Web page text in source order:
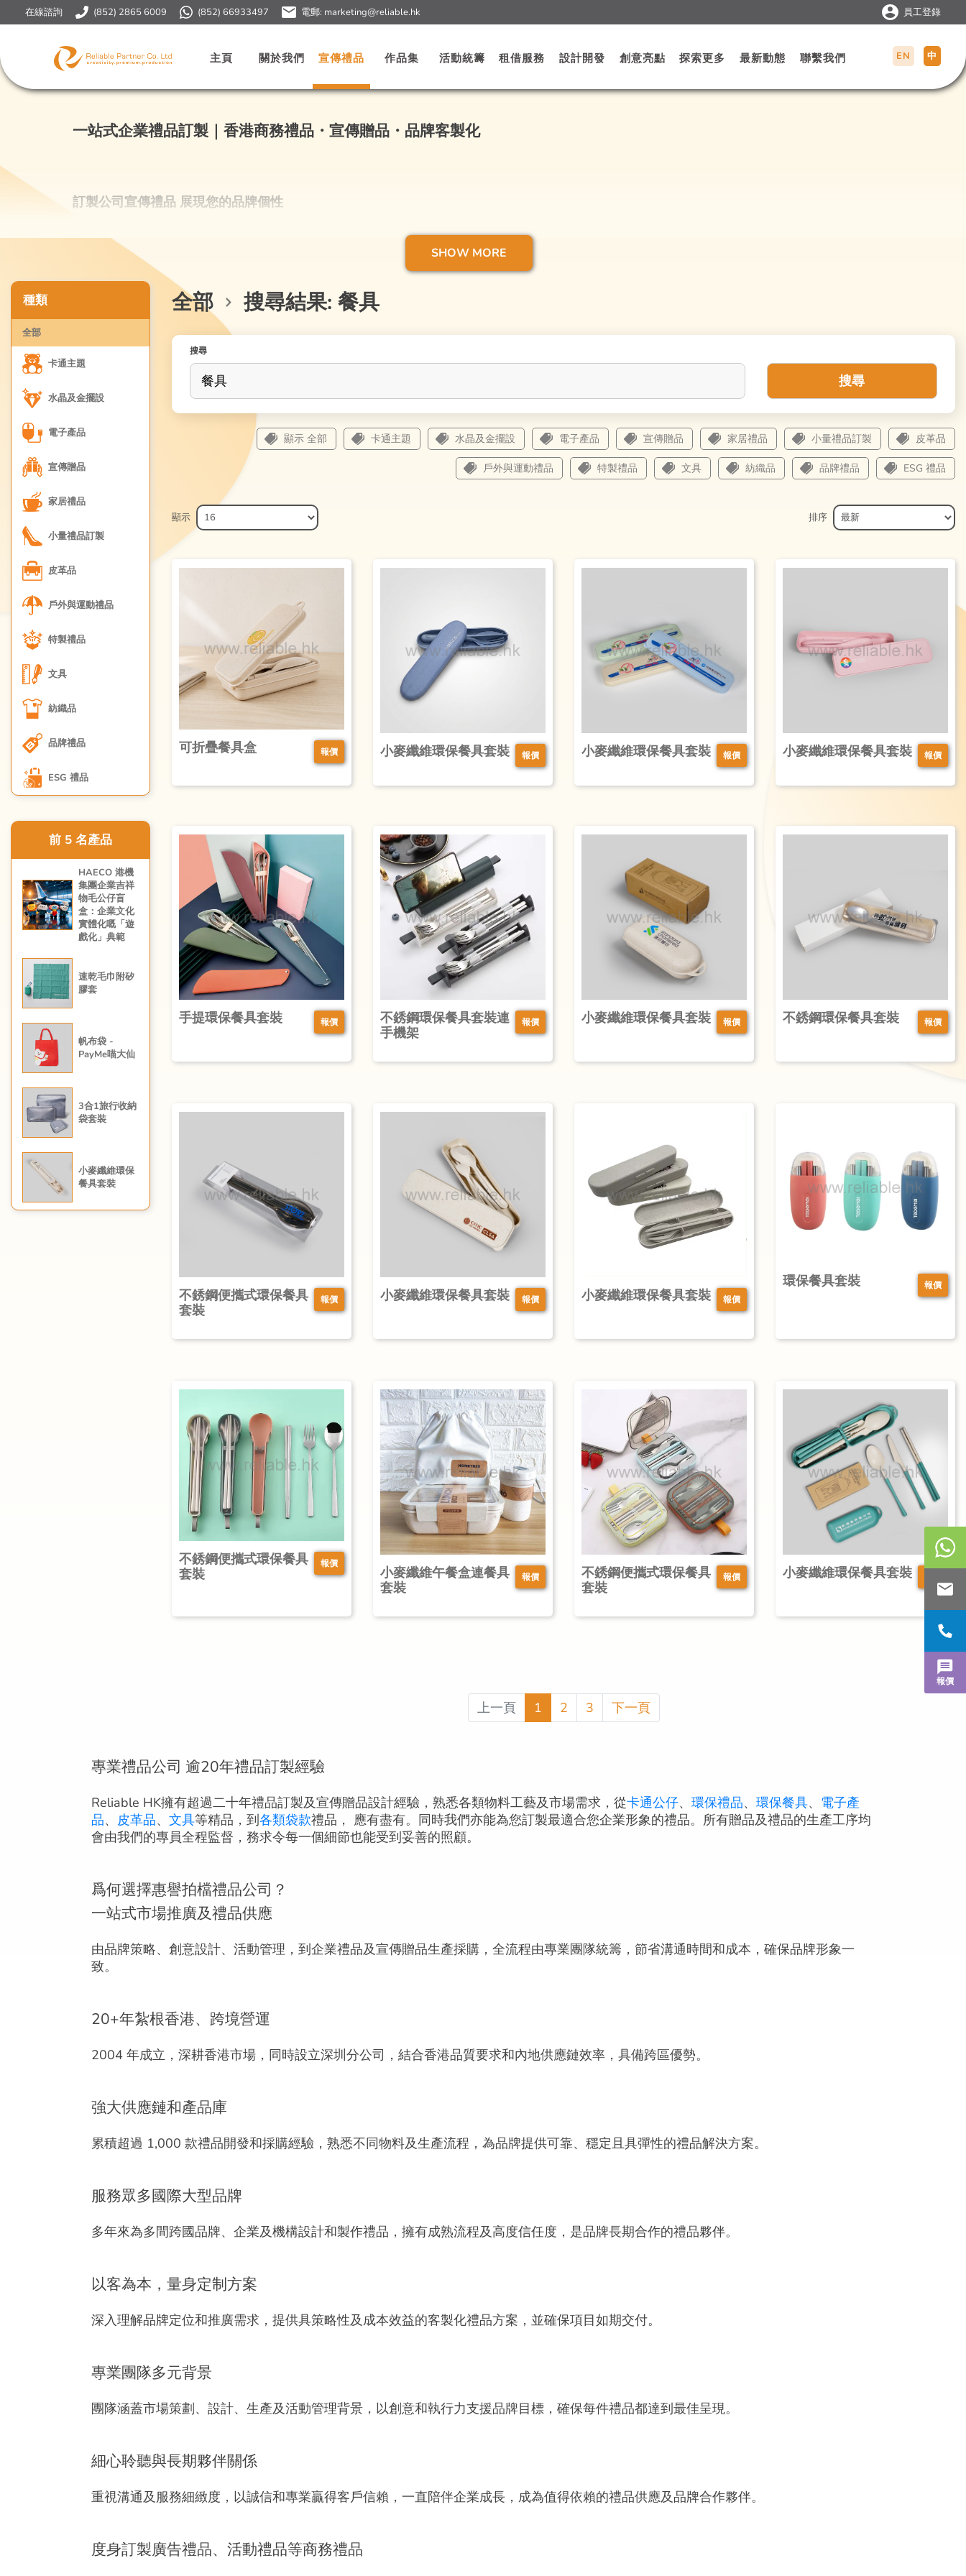
在線諮詢 (852) 2865 6009 (852) 66933497 電郵: marketing@reliable.hk 員工登錄
主頁 關於我們 宣傳禮品 作品集 活動統籌 租借服務 設計開發 創意亮點 探索更多 最新動態 聯繫我們 EN 中
報價
SHOW MORE
一站式企業禮品訂製｜香港商務禮品・宣傳贈品・品牌客製化
訂製公司宣傳禮品 展現您的品牌個性
Reliable HK是香港全方位市場策劃代理公司，我們提供多種廣告禮品、宣傳活動贈品、企業禮品或商務禮品訂製服務，我們都能根據企業預算、
業務、受眾喜好和市場趨勢，以專業創意設計和精準品牌理解，為客戶度身訂製獨一無二的廣告禮品，務求令品牌特色一眼被記住，提升企業形
象，強化品牌影響力。
種類
全部
卡通主題
水晶及金擺設
電子產品
宣傳贈品
家居禮品
小量禮品訂製
皮革品
戶外與運動禮品
特製禮品
文具
紡織品
品牌禮品
ESG 禮品
前 5 名產品
HAECO 港機
集團企業吉祥
物毛公仔盲
盒：企業文化
實體化嘅「遊
戲化」典範
速乾毛巾附矽
膠套
帆布袋 -
PayMe喵大仙
3合1旅行收納
袋套裝
小麥纖維環保
餐具套裝
全部 搜尋結果: 餐具
搜尋
搜尋
顯示 全部 卡通主題 水晶及金擺設 電子產品 宣傳贈品 家居禮品 小量禮品訂製 皮革品
戶外與運動禮品 特製禮品 文具 紡織品 品牌禮品 ESG 禮品
顯示 排序
報價
可折疊餐具盒 報價
小麥纖維環保餐具套裝 報價
小麥纖維環保餐具套裝 報價
小麥纖維環保餐具套裝
報價
手提環保餐具套裝 報價
不銹鋼環保餐具套裝連
手機架
報價
小麥纖維環保餐具套裝 報價
不銹鋼環保餐具套裝
報價
不銹鋼便攜式環保餐具
套裝
報價
小麥纖維環保餐具套裝 報價
小麥纖維環保餐具套裝
報價
環保餐具套裝
報價
不銹鋼便攜式環保餐具
套裝
報價
小麥纖維午餐盒連餐具
套裝
報價
不銹鋼便攜式環保餐具
套裝
小麥纖維環保餐具套裝
上一頁 1 2 3 下一頁
專業禮品公司 逾20年禮品訂製經驗
Reliable HK擁有超過二十年禮品訂製及宣傳贈品設計經驗，熟悉各類物料工藝及市場需求，從卡通公仔、 環保禮品、 環保餐具、 電子產
品、 皮革品、 文具等精品，到各類袋款禮品， 應有盡有。同時我們亦能為您訂製最適合您企業形象的禮品。所有贈品及禮品的生產工序均
會由我們的專員全程監督，務求令每一個細節也能受到妥善的照顧。
爲何選擇惠譽拍檔禮品公司？
一站式市場推廣及禮品供應
由品牌策略、創意設計、活動管理，到企業禮品及宣傳贈品生產採購，全流程由專業團隊統籌，節省溝通時間和成本，確保品牌形象一
致。
20+年紮根香港、跨境營運
2004 年成立，深耕香港市場，同時設立深圳分公司，結合香港品質要求和內地供應鏈效率，具備跨區優勢。
強大供應鏈和產品庫
累積超過 1,000 款禮品開發和採購經驗，熟悉不同物料及生產流程，為品牌提供可靠、穩定且具彈性的禮品解決方案。
服務眾多國際大型品牌
多年來為多間跨國品牌、企業及機構設計和製作禮品，擁有成熟流程及高度信任度，是品牌長期合作的禮品夥伴。
以客為本，量身定制方案
深入理解品牌定位和推廣需求，提供具策略性及成本效益的客製化禮品方案，並確保項目如期交付。
專業團隊多元背景
團隊涵蓋市場策劃、設計、生產及活動管理背景，以創意和執行力支援品牌目標，確保每件禮品都達到最佳呈現。
細心聆聽與長期夥伴關係
重視溝通及服務細緻度，以誠信和專業贏得客戶信賴，一直陪伴企業成長，成為值得依賴的禮品供應及品牌合作夥伴。
度身訂製廣告禮品、活動禮品等商務禮品